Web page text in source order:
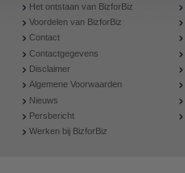
Het ontstaan van BizforBiz
Voordelen van BizforBiz
Contact
Contactgegevens
Disclaimer
Algemene Voorwaarden
Nieuws
Persbericht
Werken bij BizforBiz